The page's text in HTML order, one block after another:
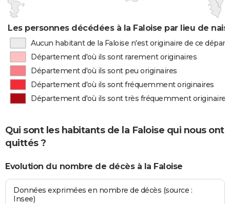
Les personnes décédées à la Faloise par lieu de
Aucun habitant de la Faloise n'est originaire de ce
Département d'où ils sont rarement originaires
Département d'où ils sont peu originaires
Département d'où ils sont fréquemment originaires
Département d'où ils sont très fréquemment originaires
Qui sont les habitants de la Faloise qui nous ont
quittés ?
Evolution du nombre de décès à la Faloise
Données exprimées en nombre de décès (source :
Insee)